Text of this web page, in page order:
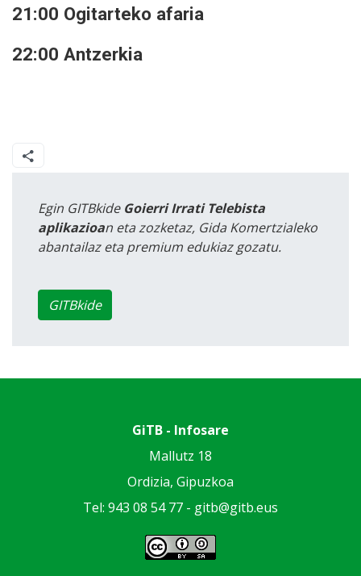
21:00 Ogitarteko afaria
22:00 Antzerkia
Egin GITBkide Goierri Irrati Telebista
aplikazioan eta zozketaz, Gida Komertzialeko
abantailaz eta premium edukiaz gozatu.
GITBkide
GiTB - Infosare
Mallutz 18
Ordizia, Gipuzkoa
Tel: 943 08 54 77 - gitb@gitb.eus